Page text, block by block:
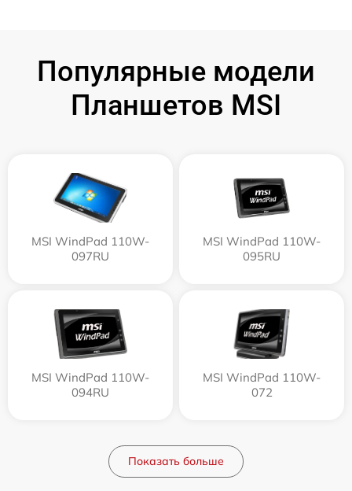
Популярные модели
Планшетов MSI
MSI WindPad 110W-
097RU
MSI WindPad 110W-
095RU
MSI WindPad 110W-
094RU
MSI WindPad 110W-
072
Показать больше